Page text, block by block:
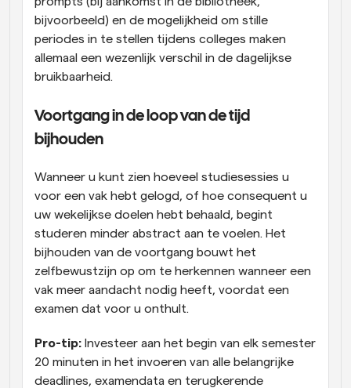
bijvoorbeeld) en de mogelijkheid om stille
periodes in te stellen tijdens colleges maken
allemaal een wezenlijk verschil in de dagelijkse
bruikbaarheid.
Voortgang in de loop van de tijd
bijhouden
Wanneer u kunt zien hoeveel studiesessies u
voor een vak hebt gelogd, of hoe consequent u
uw wekelijkse doelen hebt behaald, begint
studeren minder abstract aan te voelen. Het
bijhouden van de voortgang bouwt het
zelfbewustzijn op om te herkennen wanneer een
vak meer aandacht nodig heeft, voordat een
examen dat voor u onthult.
Pro-tip: Investeer aan het begin van elk semester
20 minuten in het invoeren van alle belangrijke
deadlines, examendata en terugkerende